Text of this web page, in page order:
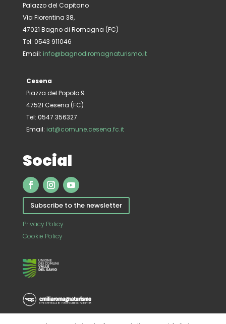
Palazzo del Capitano
Via Fiorentina 38,
47021 Bagno di Romagna (FC)
Tel: 0543 911046
Email: info@bagnodiromagnaturismo.it
Cesena
Piazza del Popolo 9
47521 Cesena (FC)
Tel: 0547 356327
Email: iat@comune.cesena.fc.it
Social
Subscribe to the newsletter
Privacy Policy
Cookie Policy